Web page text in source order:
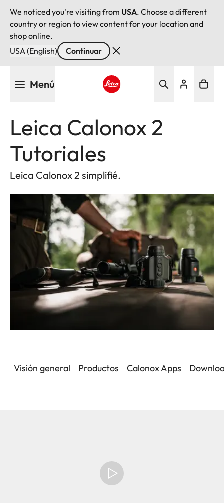
We noticed you're visiting from USA. Choose a different
country or region to view content for your location and
shop online.
USA (English)
Continuar
Menú
Leica Calonox 2
Tutoriales
Leica Calonox 2 simplifié.
Visión general Productos Calonox Apps